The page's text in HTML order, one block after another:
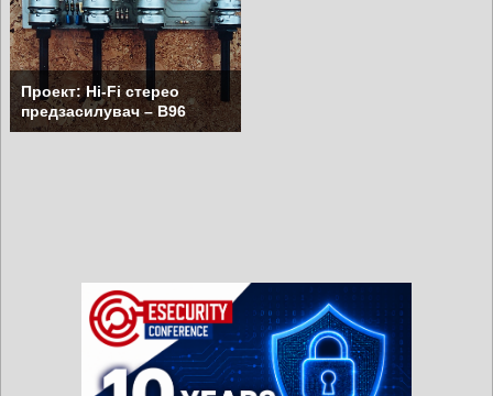
Проект: Hi-Fi стерео
предзасилувач – B96